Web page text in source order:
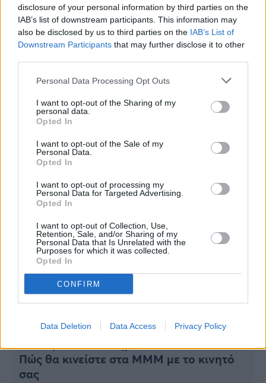
disclosure of your personal information by third parties on the
IAB’s list of downstream participants. This information may
also be disclosed by us to third parties on the IAB’s List of
Downstream Participants that may further disclose it to other
Personal Data Processing Opt Outs
I want to opt-out of the Sharing of my
personal data.
Opted In
I want to opt-out of the Sale of my
Personal Data.
Opted In
I want to opt-out of processing my
Personal Data for Targeted Advertising.
Opted In
I want to opt-out of Collection, Use,
Retention, Sale, and/or Sharing of my
Personal Data that Is Unrelated with the
Purposes for which it was collected.
Opted In
CONFIRM
Data Deletion Data Access Privacy Policy
Pet
Πίστη
PLUS
Αναμνήσεις γεμάτες νοσταλγία: Τότε που
εισιτήριο 1 δραχμή
ΕΛΛΑΔΑ
Ηλεκτρονικό εισιτήριο Ath.ena Card:
Πώς θα κινείστε στα ΜΜΜ με το κινητό
σας